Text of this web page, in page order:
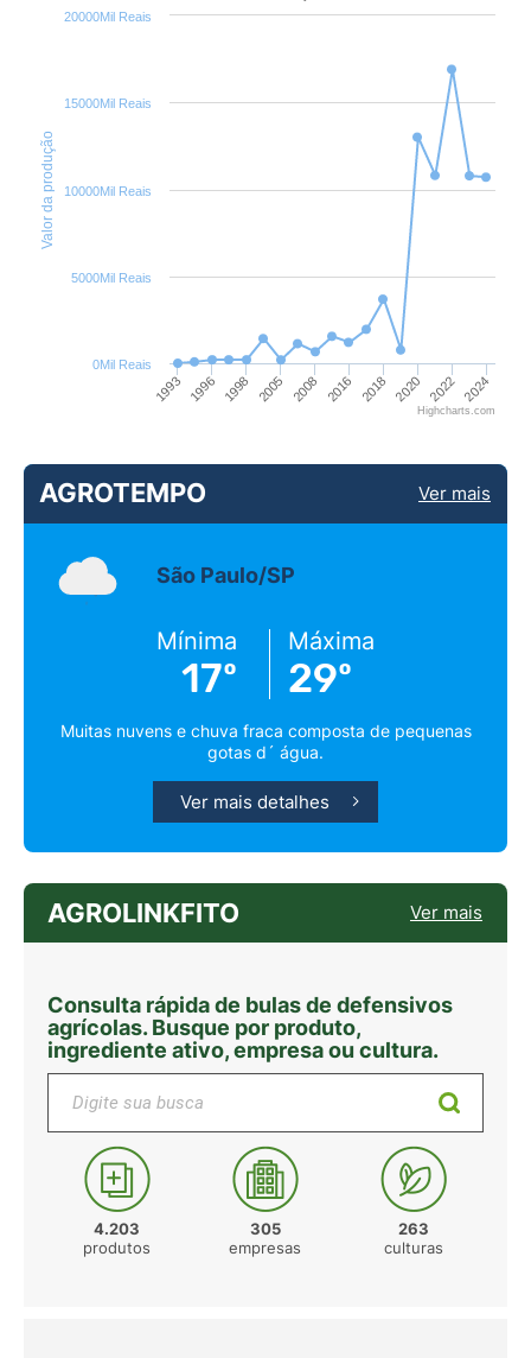
Valor da produção
1993 1996 1998 2005 2008 2016 2018 2020 2022 2024
0Mil Reais
5000Mil Reais
10000Mil Reais
15000Mil Reais
20000Mil Reais
Highcharts.com
AGROTEMPO Ver mais
São Paulo/SP
Mínima
17º
Máxima
29º
Muitas nuvens e chuva fraca composta de pequenas
gotas d´ água.
Ver mais detalhes
AGROLINKFITO Ver mais
Consulta rápida de bulas de defensivos
agrícolas. Busque por produto,
ingrediente ativo, empresa ou cultura.
4.203
produtos
305
empresas
263
culturas